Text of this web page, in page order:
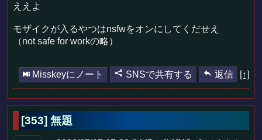
ええよ
モザイクが入るやつはnsfwをオンにしてくだせえ
（not safe for workの略）
Misskeyにノート SNSで共有する 返信 [↑]
[353] 無題